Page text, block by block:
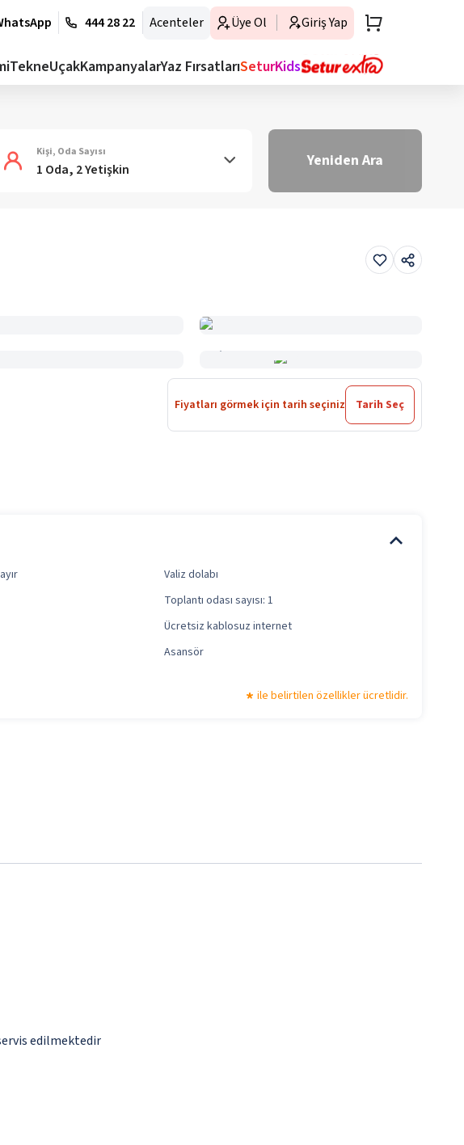
444 28 22 Acenteler Üye Ol Giriş Yap
TekneUçakKampanyalarYaz FırsatlarıSeturKids
Kişi, Oda Sayısı
1 Oda, 2 Yetişkin Yeniden Ara
Fiyatları görmek için tarih seçiniz Tarih Seç
Valiz dolabı
Toplantı odası sayısı: 1
Ücretsiz kablosuz internet
Asansör
ile belirtilen özellikler ücretlidir.
edilmektedir